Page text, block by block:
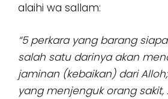
alaihi wa sallam:
“5 perkara yang barang
salah satu darinya akan
jaminan (kebaikan) dari
yang menjenguk orang sakit,